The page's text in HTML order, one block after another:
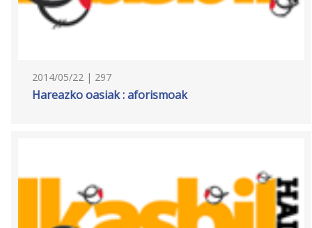
2014/05/22 | 297
Hareazko oasiak : aforismoak